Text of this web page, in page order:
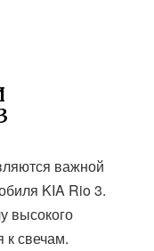
важной
KIA Rio 3.
высокого
к свечам.